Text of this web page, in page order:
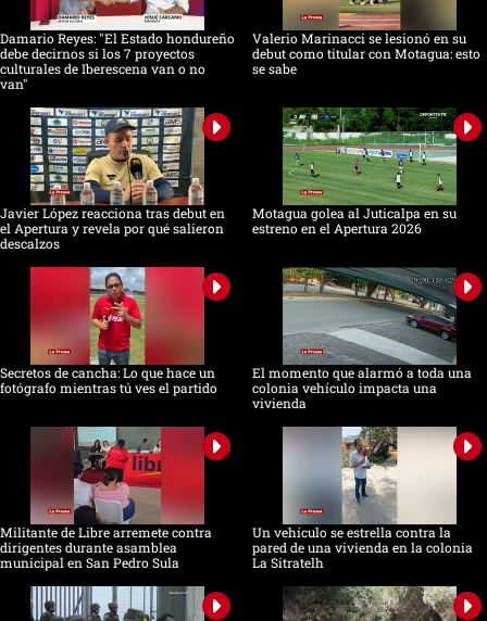
Damario Reyes: "El Estado hondureño
debe decirnos si los 7 proyectos
culturales de Iberescena van o no
van"
Valerio Marinacci se lesionó en su
debut como titular con Motagua: esto
se sabe
Javier López reacciona tras debut en
el Apertura y revela por qué salieron
descalzos
Motagua golea al Juticalpa en su
estreno en el Apertura 2026
Secretos de cancha: Lo que hace un
fotógrafo mientras tú ves el partido
El momento que alarmó a toda una
colonia vehículo impacta una
vivienda
Militante de Libre arremete contra
dirigentes durante asamblea
municipal en San Pedro Sula
Un vehículo se estrella contra la
pared de una vivienda en la colonia
La Sitratelh